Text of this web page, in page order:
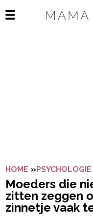
Open het mobiele
HOME »PSYCHOLOGIE
Moeders die
zitten zeggen
zinnetje vaak